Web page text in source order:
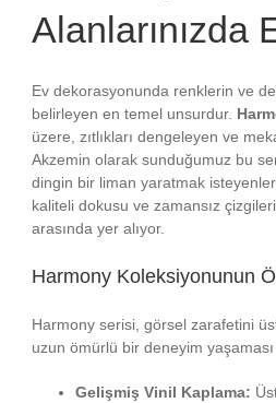
Alanlarınızda
Ev dekorasyonunda renklerin ve
belirleyen en temel unsurdur.
üzere, zıtlıkları dengeleyen ve
Akzemin olarak sunduğumuz bu
dingin bir liman yaratmak
kaliteli dokusu ve zamansız
arasında yer alıyor.
Harmony Koleksiyonunun
Harmony serisi, görsel zarafetini
uzun ömürlü bir deneyim
Gelişmiş Vinil Kaplama: